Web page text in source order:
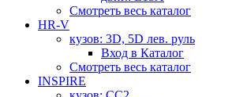
Смотреть весь каталог
HR-V
кузов: 3D, 5D лев. руль
Вход в Каталог
Смотреть весь каталог
INSPIRE